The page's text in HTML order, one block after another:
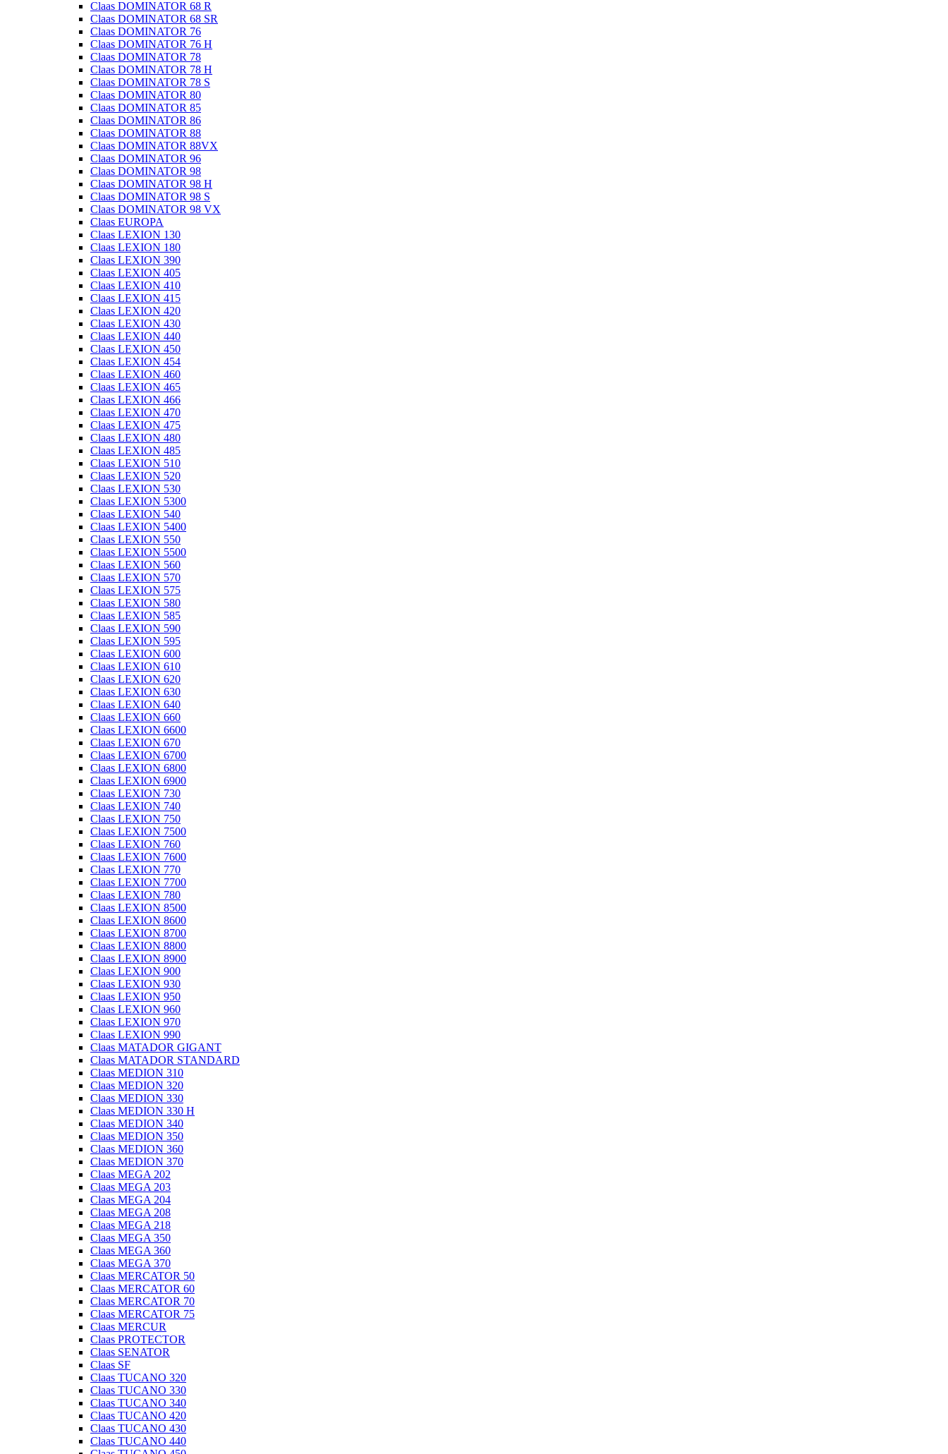
Claas DOMINATOR 68 R
Claas DOMINATOR 68 SR
Claas DOMINATOR 76
Claas DOMINATOR 76 H
Claas DOMINATOR 78
Claas DOMINATOR 78 H
Claas DOMINATOR 78 S
Claas DOMINATOR 80
Claas DOMINATOR 85
Claas DOMINATOR 86
Claas DOMINATOR 88
Claas DOMINATOR 88VX
Claas DOMINATOR 96
Claas DOMINATOR 98
Claas DOMINATOR 98 H
Claas DOMINATOR 98 S
Claas DOMINATOR 98 VX
Claas EUROPA
Claas LEXION 130
Claas LEXION 180
Claas LEXION 390
Claas LEXION 405
Claas LEXION 410
Claas LEXION 415
Claas LEXION 420
Claas LEXION 430
Claas LEXION 440
Claas LEXION 450
Claas LEXION 454
Claas LEXION 460
Claas LEXION 465
Claas LEXION 466
Claas LEXION 470
Claas LEXION 475
Claas LEXION 480
Claas LEXION 485
Claas LEXION 510
Claas LEXION 520
Claas LEXION 530
Claas LEXION 5300
Claas LEXION 540
Claas LEXION 5400
Claas LEXION 550
Claas LEXION 5500
Claas LEXION 560
Claas LEXION 570
Claas LEXION 575
Claas LEXION 580
Claas LEXION 585
Claas LEXION 590
Claas LEXION 595
Claas LEXION 600
Claas LEXION 610
Claas LEXION 620
Claas LEXION 630
Claas LEXION 640
Claas LEXION 660
Claas LEXION 6600
Claas LEXION 670
Claas LEXION 6700
Claas LEXION 6800
Claas LEXION 6900
Claas LEXION 730
Claas LEXION 740
Claas LEXION 750
Claas LEXION 7500
Claas LEXION 760
Claas LEXION 7600
Claas LEXION 770
Claas LEXION 7700
Claas LEXION 780
Claas LEXION 8500
Claas LEXION 8600
Claas LEXION 8700
Claas LEXION 8800
Claas LEXION 8900
Claas LEXION 900
Claas LEXION 930
Claas LEXION 950
Claas LEXION 960
Claas LEXION 970
Claas LEXION 990
Claas MATADOR GIGANT
Claas MATADOR STANDARD
Claas MEDION 310
Claas MEDION 320
Claas MEDION 330
Claas MEDION 330 H
Claas MEDION 340
Claas MEDION 350
Claas MEDION 360
Claas MEDION 370
Claas MEGA 202
Claas MEGA 203
Claas MEGA 204
Claas MEGA 208
Claas MEGA 218
Claas MEGA 350
Claas MEGA 360
Claas MEGA 370
Claas MERCATOR 50
Claas MERCATOR 60
Claas MERCATOR 70
Claas MERCATOR 75
Claas MERCUR
Claas PROTECTOR
Claas SENATOR
Claas SF
Claas TUCANO 320
Claas TUCANO 330
Claas TUCANO 340
Claas TUCANO 420
Claas TUCANO 430
Claas TUCANO 440